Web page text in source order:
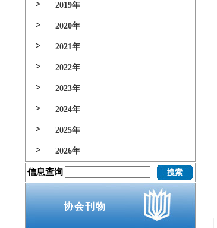
2019年
2020年
2021年
2022年
2023年
2024年
2025年
2026年
信息查询
协会刊物